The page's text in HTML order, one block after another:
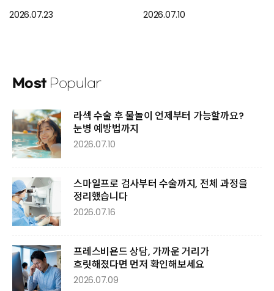
2026.07.23 2026.07.10
Most Popular
라섹 수술 후 물놀이 언제부터 가능할까요?
눈병 예방법까지
2026.07.10
스마일프로 검사부터 수술까지, 전체 과정을
정리했습니다
2026.07.16
프레스비욘드 상담, 가까운 거리가
흐릿해졌다면 먼저 확인해보세요
2026.07.09